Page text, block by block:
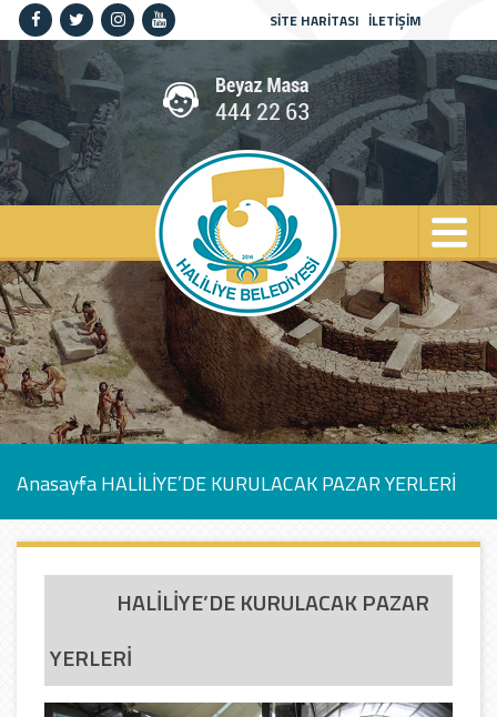
SİTE HARİTASI İLETİŞİM
AnasayfaHALİLİYE’DE KURULACAK PAZAR YERLERİ
HALİLİYE’DE KURULACAK PAZAR
YERLERİ
Anasayfa
Kurumsal
Haliliye
Spor
Kültür
Sanat
Güncel
İletişim